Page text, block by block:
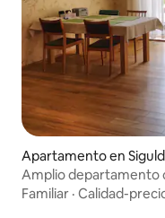
Apartamento en
Amplio departamento
Familiar · Calidad-